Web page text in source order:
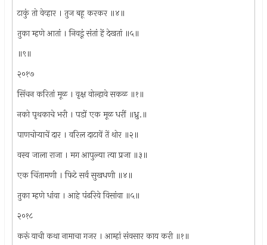
टाकुं तो वेव्हार । तुज बहू करकर ॥४॥
तुका म्हणे आतां । निवडूं संतां हें देखतां ॥५॥
॥९॥
२०१७
सिंचन करितां मूळ । वृक्ष वोल्हावे सकळ ॥१॥
नको पृथकाचे भरी । पडों एक मूळ धरीं ॥ध्रु.॥
पाणचोर्‍याचें दार । वरिल दाटावें तें थोर ॥२॥
वस्व जाला राजा । मग आपुल्या त्या प्रजा ॥३॥
एक चिंतामणी । फिटे सर्व सुखधणी ॥४॥
तुका म्हणे धांवा । आहे पंढरिये विसांवा ॥५॥
२०१८
करूं याची कथा नामाचा गजर । आम्हां संवसार काय करी ॥१॥